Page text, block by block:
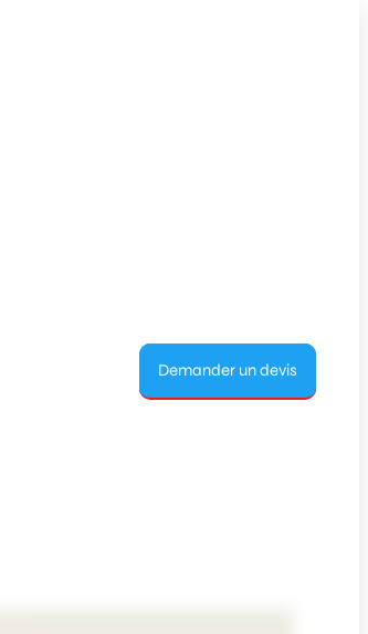
Demander un devis